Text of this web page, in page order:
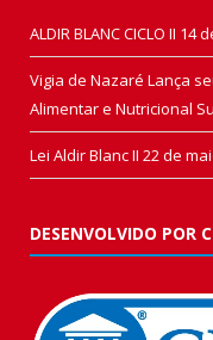
ALDIR BLANC CICLO II 14
Vigia de Nazaré Lança
Alimentar e Nutricional
Lei Aldir Blanc II 22 de
DESENVOLVIDO POR